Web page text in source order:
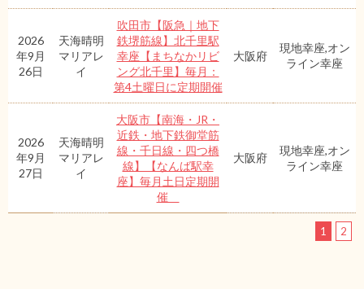
2026
年9月
26日
天海晴明
マリアレ
イ
吹田市【阪急｜地下
鉄堺筋線】北千里駅
幸座【まちなかリビ
ング北千里】毎月：
第4土曜日に定期開催
大阪府
現地幸座,オン
ライン幸座
2026
年9月
27日
天海晴明
マリアレ
イ
大阪市【南海・JR・
近鉄・地下鉄御堂筋
線・千日線・四つ橋
線】【なんば駅幸
座】毎月土日定期開
催
大阪府
現地幸座,オン
ライン幸座
1 2